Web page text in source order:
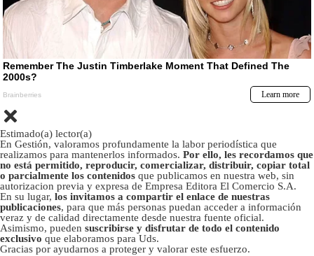
Estimado(a) lector(a)
En Gestión, valoramos profundamente la labor periodística que
realizamos para mantenerlos informados. Por ello, les recordamos que
no está permitido, reproducir, comercializar, distribuir, copiar total
o parcialmente los contenidos que publicamos en nuestra web, sin
autorizacion previa y expresa de Empresa Editora El Comercio S.A.
En su lugar, los invitamos a compartir el enlace de nuestras
publicaciones, para que más personas puedan acceder a información
veraz y de calidad directamente desde nuestra fuente oficial.
Asimismo, pueden suscribirse y disfrutar de todo el contenido
exclusivo que elaboramos para Uds.
Gracias por ayudarnos a proteger y valorar este esfuerzo.